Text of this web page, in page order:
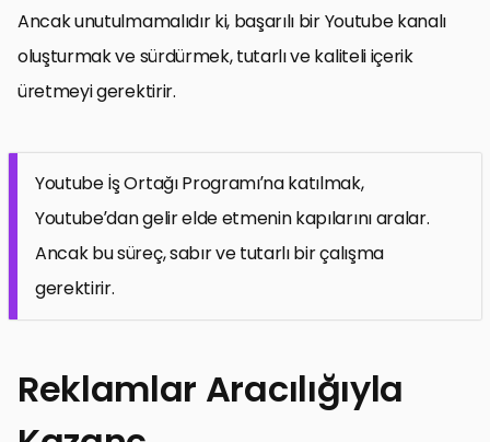
Ancak unutulmamalıdır ki, başarılı bir Youtube kanalı
oluşturmak ve sürdürmek, tutarlı ve kaliteli içerik
üretmeyi gerektirir.
Youtube İş Ortağı Programı’na katılmak,
Youtube’dan gelir elde etmenin kapılarını aralar.
Ancak bu süreç, sabır ve tutarlı bir çalışma
gerektirir.
Reklamlar Aracılığıyla